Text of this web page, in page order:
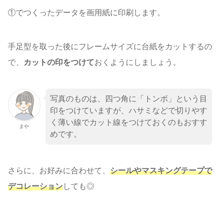
①でつくったデータを画用紙に印刷します。
手足型を取った後にフレームサイズに台紙をカットするの
で、
カットの印をつけておくようにしましょう。
まや
写真のものは、四つ角に「トンボ」という目
印をつけていますが、ハサミなどで切りやす
く薄い線でカット線をつけておくのもおすす
めです。
さらに、お好みに合わせて、 シールやマスキングテープで
デコレーションしても◎